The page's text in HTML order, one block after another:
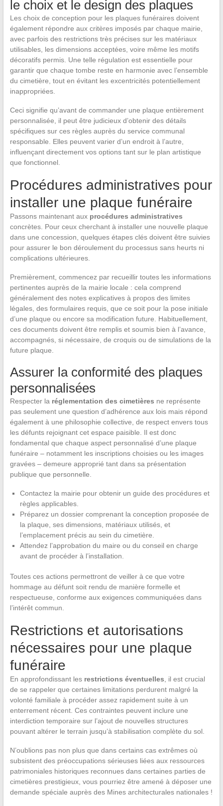
le choix et le design des plaques
Les choix de conception pour les plaques funéraires doivent
également répondre aux critères imposés par chaque mairie,
avec parfois des restrictions très précises sur les matériaux
utilisables, les dimensions acceptées, voire même les motifs
décoratifs permis. Une telle régulation est essentielle pour
garantir que chaque tombe reste en harmonie avec l’ensemble
du cimetière, tout en évitant les excentricités potentiellement
inappropriées.
Ceci signifie qu’avant de commander une plaque entièrement
personnalisée, il peut être judicieux d’obtenir des détails
spécifiques sur ces règles auprès du service communal
responsable. Elles peuvent varier d’un endroit à l’autre,
influençant directement vos options tant sur le plan artistique
que fonctionnel.
Procédures administratives pour
installer une plaque funéraire
Passons maintenant aux procédures administratives
concrètes. Pour ceux cherchant à installer une nouvelle plaque
dans une concession, quelques étapes clés doivent être suivies
pour assurer le bon déroulement du processus sans heurts ni
complications ultérieures.
Premièrement, commencez par recueillir toutes les informations
pertinentes auprès de la mairie locale : cela comprend
généralement des notes explicatives à propos des limites
légales, des formulaires requis, que ce soit pour la pose initiale
d’une plaque ou encore sa modification future. Habituellement,
ces documents doivent être remplis et soumis bien à l’avance,
accompagnés, si nécessaire, de croquis ou de simulations de la
future plaque.
Assurer la conformité des plaques
personnalisées
Respecter la réglementation des cimetières ne représente
pas seulement une question d’adhérence aux lois mais répond
également à une philosophie collective, de respect envers tous
les défunts rejoignant cet espace paisible. Il est donc
fondamental que chaque aspect personnalisé d’une plaque
funéraire – notamment les inscriptions choisies ou les images
gravées – demeure approprié tant dans sa présentation
publique que personnelle.
Contactez la mairie pour obtenir un guide des procédures et
règles applicables.
Préparez un dossier comprenant la conception proposée de
la plaque, ses dimensions, matériaux utilisés, et
l’emplacement précis au sein du cimetière.
Attendez l’approbation du maire ou du conseil en charge
avant de procéder à l’installation.
Toutes ces actions permettront de veiller à ce que votre
hommage au défunt soit rendu de manière formelle et
respectueuse, conforme aux exigences communiquées dans
l’intérêt commun.
Restrictions et autorisations
nécessaires pour une plaque
funéraire
En approfondissant les restrictions éventuelles, il est crucial
de se rappeler que certaines limitations perdurent malgré la
volonté familiale à procéder assez rapidement suite à un
enterrement récent. Ces contraintes peuvent inclure une
interdiction temporaire sur l’ajout de nouvelles structures
pouvant altérer le terrain jusqu’à stabilisation complète du sol.
N’oublions pas non plus que dans certains cas extrêmes où
subsistent des préoccupations sérieuses liées aux ressources
patrimoniales historiques reconnues dans certaines parties de
cimetières prestigieux, vous pourriez être amené à déposer une
demande spéciale auprès des Mines architecturales nationales !